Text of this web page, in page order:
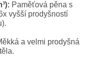
Paměťová pěna s
vyšší prodyšností
a velmi prodyšná